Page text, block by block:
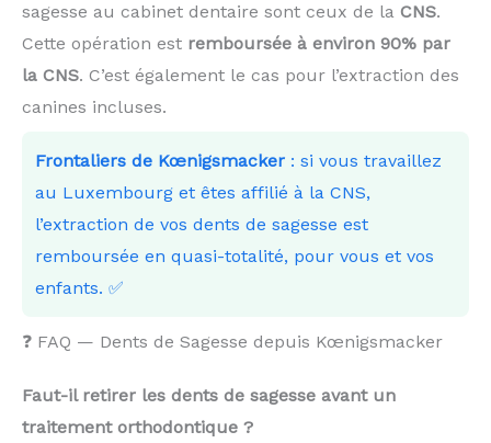
sagesse au cabinet dentaire sont ceux de la CNS.
Cette opération est remboursée à environ 90% par
la CNS. C’est également le cas pour l’extraction des
canines incluses.
Frontaliers de Kœnigsmacker : si vous travaillez
au Luxembourg et êtes affilié à la CNS,
l’extraction de vos dents de sagesse est
remboursée en quasi-totalité, pour vous et vos
enfants. ✅
❓ FAQ — Dents de Sagesse depuis Kœnigsmacker
Faut-il retirer les dents de sagesse avant un
traitement orthodontique ?